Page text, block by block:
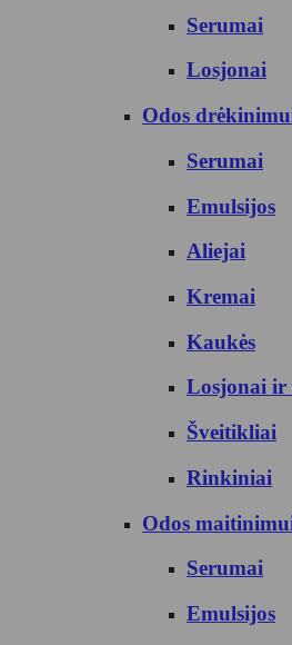
Serumai
Losjonai
Odos
Serumai
Emulsijos
Aliejai
Kremai
Kaukės
Losjonai
Šveitikliai
Rinkiniai
Odos
Serumai
Emulsijos